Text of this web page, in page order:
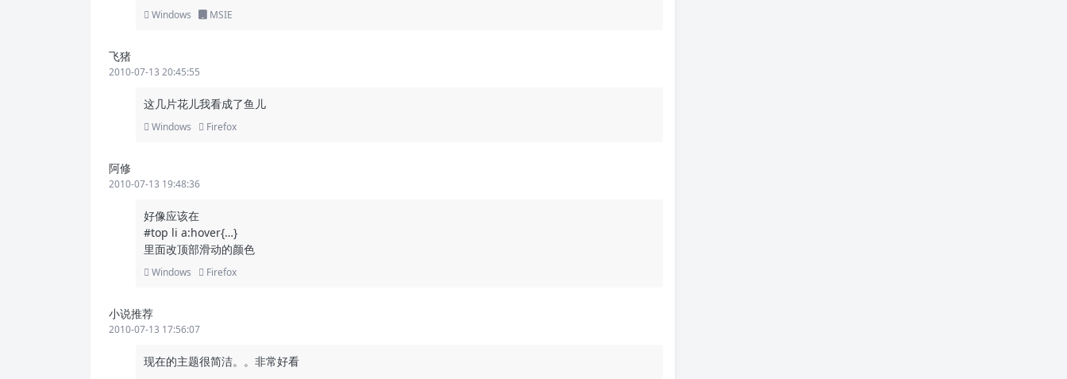
Windows MSIE
飞猪
2010-07-13 20:45:55
这几片花儿我看成了鱼儿
Windows Firefox
阿修
2010-07-13 19:48:36
好像应该在
#top li a:hover{…}
里面改顶部滑动的颜色
Windows Firefox
小说推荐
2010-07-13 17:56:07
现在的主题很简洁。。非常好看